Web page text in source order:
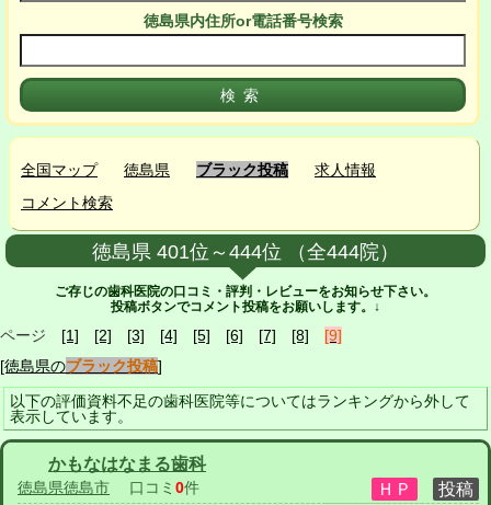
徳島県内住所or電話番号検索
全国マップ 徳島県 ブラック投稿
求人情報
コメント検索
徳島県 401位～444位 （全444院）
ご存じの歯科医院の口コミ・評判・レビューをお知らせ下さい。
投稿ボタンでコメント投稿をお願いします。↓
ページ [1] [2] [3] [4] [5] [6] [7] [8]
[9]
[徳島県のブラック投稿]
以下の評価資料不足の歯科医院等についてはランキングから外して
表示しています。
かもなはなまる歯科
徳島県徳島市 口コミ 0件